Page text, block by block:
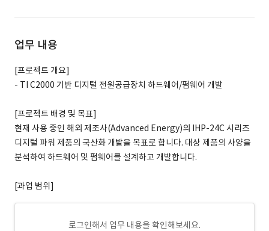
업무 내용
[프로젝트 개요]
- TI C2000 기반 디지털 전원공급장치 하드웨어/펌웨어 개발
[프로젝트 배경 및 목표]
현재 사용 중인 해외 제조사(Advanced Energy)의 IHP-24C 시리즈
디지털 파워 제품의 국산화 개발을 목표로 합니다. 대상 제품의 사양을
분석하여 하드웨어 및 펌웨어를 설계하고 개발합니다.
[과업 범위]
로그인해서 업무 내용을 확인해보세요.